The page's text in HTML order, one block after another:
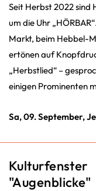
Seit Herbst 2022 sind
um die Uhr
Markt, beim Hebbel-
ertönen auf
„Herbstlied“ –
einigen Prominenten
Sa, 09. September,
Kulturfenster
"Augenblicke"